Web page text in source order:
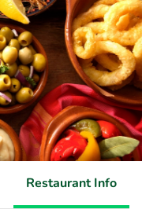
Restaurant Info